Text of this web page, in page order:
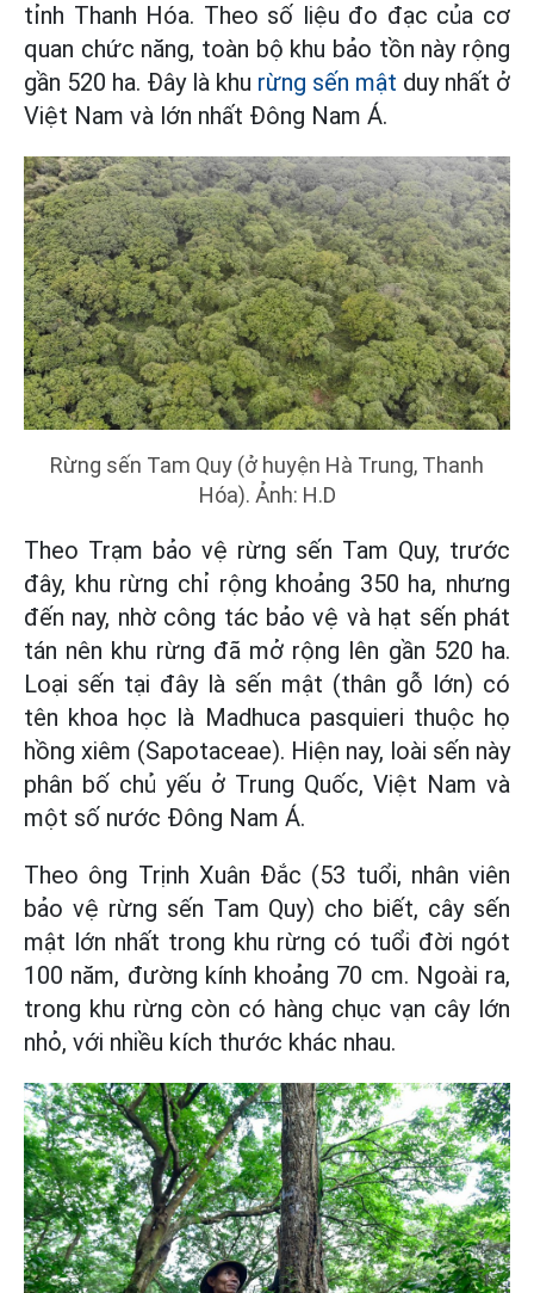
tỉnh Thanh Hóa. Theo số liệu đo đạc của cơ
quan chức năng, toàn bộ khu bảo tồn này rộng
gần 520 ha. Đây là khu rừng sến mật duy nhất ở
Việt Nam và lớn nhất Đông Nam Á.
Rừng sến Tam Quy (ở huyện Hà Trung, Thanh
Hóa). Ảnh: H.D
Theo Trạm bảo vệ rừng sến Tam Quy, trước
đây, khu rừng chỉ rộng khoảng 350 ha, nhưng
đến nay, nhờ công tác bảo vệ và hạt sến phát
tán nên khu rừng đã mở rộng lên gần 520 ha.
Loại sến tại đây là sến mật (thân gỗ lớn) có
tên khoa học là Madhuca pasquieri thuộc họ
hồng xiêm (Sapotaceae). Hiện nay, loài sến này
phân bố chủ yếu ở Trung Quốc, Việt Nam và
một số nước Đông Nam Á.
Theo ông Trịnh Xuân Đắc (53 tuổi, nhân viên
bảo vệ rừng sến Tam Quy) cho biết, cây sến
mật lớn nhất trong khu rừng có tuổi đời ngót
100 năm, đường kính khoảng 70 cm. Ngoài ra,
trong khu rừng còn có hàng chục vạn cây lớn
nhỏ, với nhiều kích thước khác nhau.